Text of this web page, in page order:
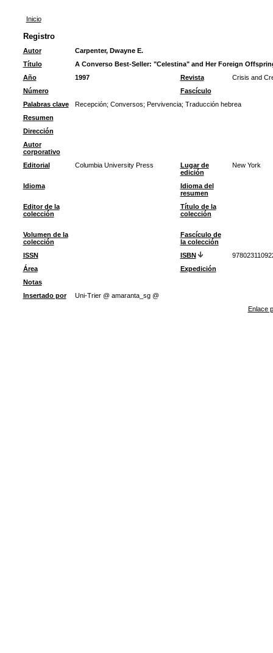
Inicio
Registro
Autor
Carpenter, Dwayne E.
Título
A Converso Best-Seller: "Celestina" and Her Foreign
Año
1997 Revista
Crisis and
Número
Fascículo
Palabras clave
Recepción; Conversos; Pervivencia; Traducción hebrea
Resumen
Dirección
Autor
corporativo
Editorial
Columbia University Press
Lugar de
edición
New York
Idioma
Idioma del
resumen
Editor de la
colección
Título de la
colección
Volumen de la
colección
Fascículo de
la colección
ISSN
ISBN
Área
Expedición
Notas
Insertado por
Uni-Trier @ amaranta_sg @
Enlace